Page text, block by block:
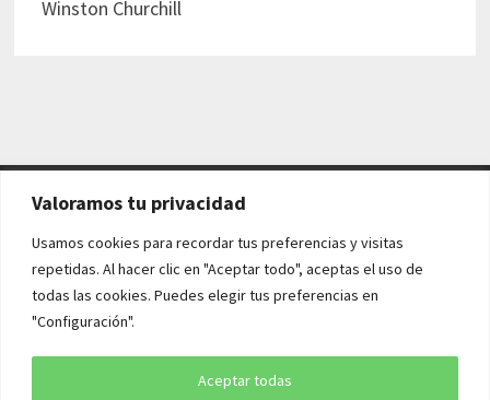
Valoramos tu privacidad
Usamos cookies para recordar tus preferencias y visitas
repetidas. Al hacer clic en "Aceptar todo", aceptas el uso de
todas las cookies. Puedes elegir tus preferencias en
"Configuración".
Aceptar todas
Winston Churchill
AVISO LEGAL Y POLÍTICAS
Aviso legal
Política de cookies